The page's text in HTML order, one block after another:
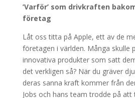
’Varför’ som drivkraften
företag
Låt oss titta på Apple, ett av de
företagen i världen. Många skulle
innovativa produkter som satt
det verkligen så? När du gräver
deras sanna kraft kommer från
Jobs och hans team trodde på att